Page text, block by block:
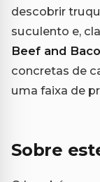
descobrir
suculento e,
Beef and
concretas de
uma faixa de
Sobre